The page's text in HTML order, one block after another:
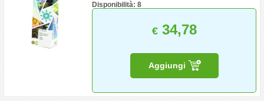
Disponibilità: 8
€34,78
Aggiungi